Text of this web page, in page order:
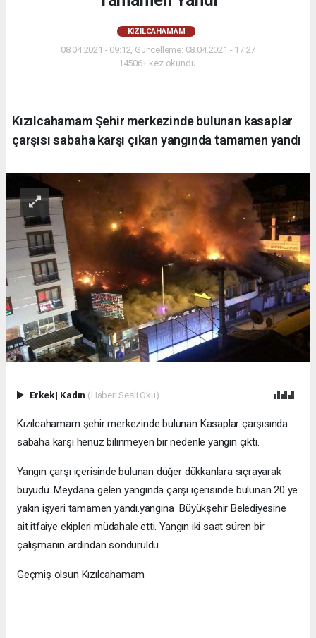
KIZILCAHAMAM
08.04.2021 - 09:12, Güncelleme: 08.04.2021 - 17:27
14506+ kez okundu.
Kızılcahamam Şehir merkezinde bulunan kasaplar
çarşısı sabaha karşı çıkan yangında tamamen yandı
Erkek| Kadın (Haberi Sesli Oku)
Kızılcahamam şehir merkezinde bulunan Kasaplar çarşısında
sabaha karşı henüz bilinmeyen bir nedenle yangın çıktı.
Yangın çarşı içerisinde bulunan düğer dükkanlara sıçrayarak
büyüdü. Meydana gelen yangında çarşı içerisinde bulunan 20 ye
yakın işyeri tamamen yandı.yangına Büyükşehir Belediyesine
ait itfaiye ekipleri müdahale etti. Yangın iki saat süren bir
çalışmanın ardından söndürüldü.
Geçmiş olsun Kızılcahamam